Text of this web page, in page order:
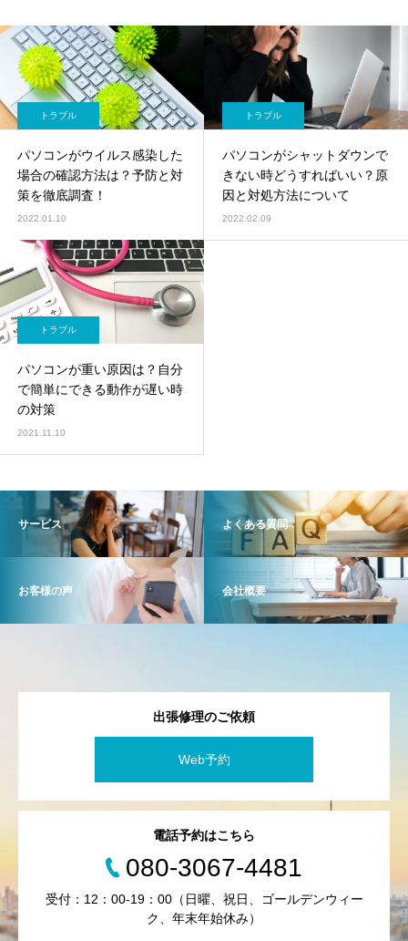
トラブル
パソコンがウイルス感染した
場合の確認方法は？予防と対
策を徹底調査！
2022.01.10
トラブル
パソコンがシャットダウンで
きない時どうすればいい？原
因と対処方法について
2022.02.09
トラブル
パソコンが重い原因は？自分
で簡単にできる動作が遅い時
の対策
2021.11.10
サービス よくある質問
お客様の声 会社概要
出張修理のご依頼
Web予約
電話予約はこちら
080-3067-4481
受付：12：00-19：00（日曜、祝日、ゴールデンウィー
ク、年末年始休み）